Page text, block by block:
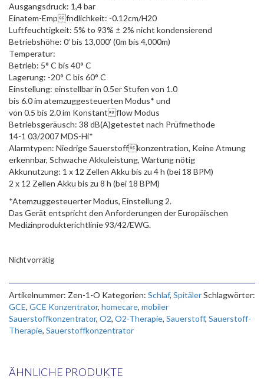
Ausgangsdruck: 1,4 bar
Einatem-Empfndlichkeit: -0.12cm/H20
Luftfeuchtigkeit: 5% to 93% ± 2% nicht kondensierend
Betriebshöhe: 0’ bis 13,000’ (0m bis 4,000m)
Temperatur:
Betrieb: 5° C bis 40° C
Lagerung: -20° C bis 60° C
Einstellung: einstellbar in 0.5er Stufen von 1.0
bis 6.0 im atemzuggesteuerten Modus* und
von 0.5 bis 2.0 im Konstantflow Modus
Betriebsgeräusch: 38 dB(A)getestet nach Prüfmethode
14-1 03/2007 MDS-Hi*
Alarmtypen: Niedrige Sauerstoffkonzentration, Keine Atmung
erkennbar, Schwache Akkuleistung, Wartung nötig
Akkunutzung: 1 x 12 Zellen Akku bis zu 4 h (bei 18 BPM)
2 x 12 Zellen Akku bis zu 8 h (bei 18 BPM)
*Atemzuggesteuerter Modus, Einstellung 2.
Das Gerät entspricht den Anforderungen der Europäischen
Medizinprodukterichtlinie 93/42/EWG.
Nicht vorrätig
Artikelnummer: Zen-1-O Kategorien: Schlaf, SpitälerSchlagwörter:
GCE, GCE Konzentrator, homecare, mobiler
Sauerstoffkonzentrator, O2, O2-Therapie, Sauerstoff, Sauerstoff-
Therapie, Sauerstoffkonzentrator
ÄHNLICHE PRODUKTE